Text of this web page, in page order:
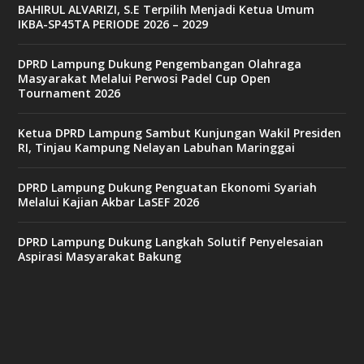
e
t
c
a
s
n
o
v
9
c
a
BAHIRUL ALVARIZI, S.E Terpilih Menjadi Ketua Umum
IKBA-SP45TA PERIODE 2026 – 2029
DPRD Lampung Dukung Pengembangan Olahraga
Masyarakat Melalui Perwosi Padel Cup Open
Tournament 2026
Ketua DPRD Lampung Sambut Kunjungan Wakil Presiden
RI, Tinjau Kampung Nelayan Labuhan Maringgai
DPRD Lampung Dukung Penguatan Ekonomi Syariah
Melalui Kajian Akbar LaSEF 2026
DPRD Lampung Dukung Langkah Solutif Penyelesaian
Aspirasi Masyarakat Bakung